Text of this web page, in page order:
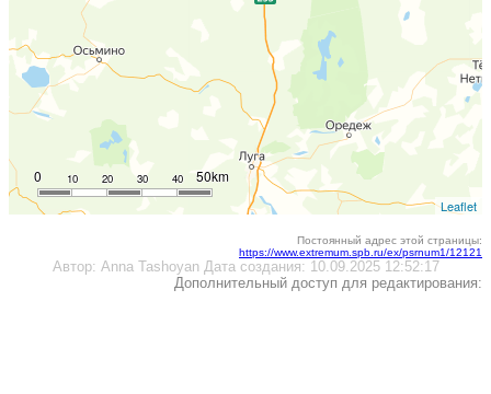
10
0 20 30 40 50km
Leaflet
Постоянный адрес этой страницы:
https://www.extremum.spb.ru/ex/psrnum1/12121
Автор: Anna TashoyanДата создания: 10.09.2025 12:52:17
Дополнительный доступ для редактирования: